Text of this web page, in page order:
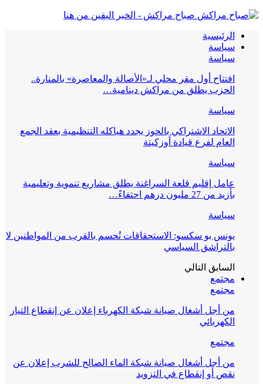
صباح مراكش - الخبر اليقين من هنا
الرئيسية
سياسة
سياسة
افتتاح أول مقر محلي لـ«الأصالة والمعاصرة» بالمنارة..
الحزب يطلق من مراكش دينامية…
سياسة
الاتحاد الاشتراكي بالحوز يجدد هياكله التنظيمية بعقد الجمع
العام لفرع قيادة أوزكيتة
سياسة
عامل إقليم قلعة السراغنة يطلق مشاريع تنموية وتعليمية
بأزيد من 27 مليون درهم احتفاءً…
سياسة
يونس بو سكسو: الاستحقاقات تُحسم بالقرب من المواطنين لا
بالتراشق السياسي
السابق التالي
مجتمع
مجتمع
من أجل أشغال صيانة شبكة الكهرباء إعلان عن إنقطاع التيار
الكهربائي
مجتمع
من أجل أشغال صيانة شبكة الماء الصالح للشرب إعلان عن
نقص أو إنقطاع في التزويد